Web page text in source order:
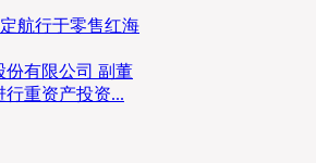
国《现代物流》杂志董事长陈
所有的参会嘉宾，以及本届论
宾们提供充分的交流和合作机
航行于零售红海
份有限公司 副董
重资产投资...